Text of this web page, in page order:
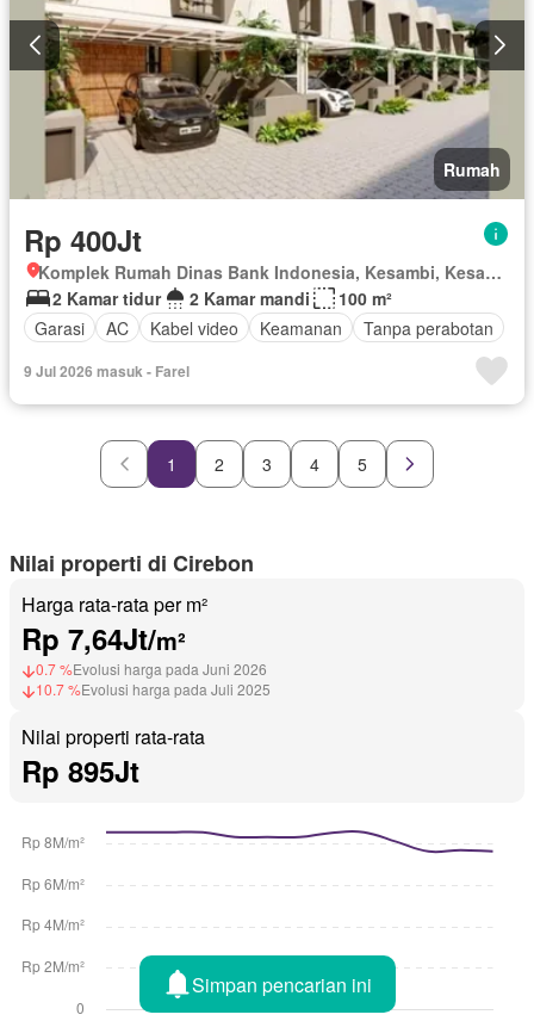
Rumah
Rp 400Jt
Komplek Rumah Dinas Bank Indonesia, Kesambi, Kesambi, Kota Cirebon, Jawa Barat
2 Kamar tidur
2 Kamar mandi
100 m²
Garasi
AC Kabel video Keamanan Tanpa perabotan
9 Jul 2026 masuk - Farel
1 2 3 4 5
Nilai properti di Cirebon
Harga rata-rata per m²
Rp 7,64Jt/m²
0.7 %Evolusi harga pada Juni 2026
10.7 %Evolusi harga pada Juli 2025
Nilai properti rata-rata
Rp 895Jt
Simpan pencarian ini